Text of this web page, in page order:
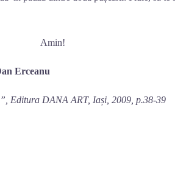
Editura DANA ART, Iași, 2009, p.38-39